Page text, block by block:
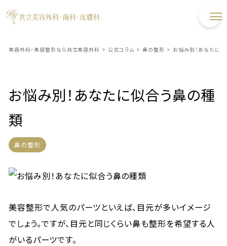
美容外科・美容整形なら共立美容外科 > 公式コラム > 鼻の整形 > お悩み別！あなたに
お悩み別！あなたに似合う鼻の種
類
鼻の整形
美容整形で人気のパーツといえば、目元が多いイメージ
でしょう。ですが、目元と同じくらい鼻も整形を希望する人
がいるパーツです。